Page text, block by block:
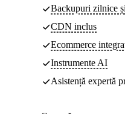
Backupuri zilnice
CDN inclus
Ecommerce
Instrumente AI
Asistență expertă